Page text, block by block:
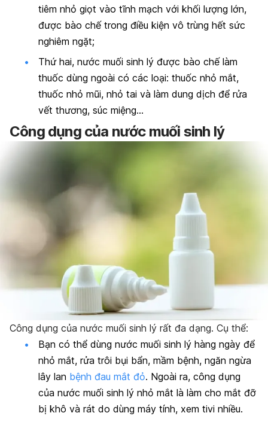
tiêm nhỏ giọt vào tĩnh mạch với khối lượng lớn,
được bào chế trong điều kiện vô trùng hết sức
nghiêm ngặt;
Thứ hai, nước muối sinh lý được bào chế làm
thuốc dùng ngoài có các loại: thuốc nhỏ mắt,
thuốc nhỏ mũi, nhỏ tai và làm dung dịch để rửa
vết thương, súc miệng…
Công dụng của nước muối sinh lý
Công dụng của nước muối sinh lý rất đa dạng. Cụ thể:
Bạn có thể dùng nước muối sinh lý hàng ngày để
nhỏ mắt, rửa trôi bụi bẩn, mầm bệnh, ngăn ngừa
lây lan bệnh đau mắt đỏ. Ngoài ra, công dụng
của nước muối sinh lý nhỏ mắt là làm cho mắt đỡ
bị khô và rát do dùng máy tính, xem tivi nhiều.